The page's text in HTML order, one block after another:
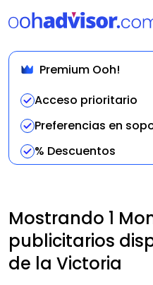
Premium Ooh!
Acceso prioritario
Preferencias en
% Descuentos
Mostrando 1
publicitarios
de la Victoria